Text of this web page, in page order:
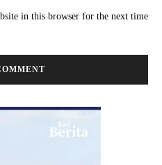
in this browser for the next time